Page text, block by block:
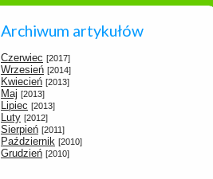
Archiwum artykułów
Czerwiec [2017]
Wrzesień [2014]
Kwiecień [2013]
Maj [2013]
Lipiec [2013]
Luty [2012]
Sierpień [2011]
Październik [2010]
Grudzień [2010]